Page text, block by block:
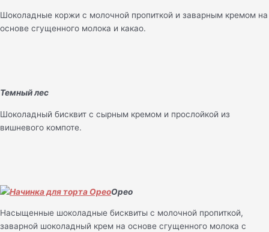
Шоколадные коржи с молочной пропиткой и заварным кремом на
основе сгущенного молока и какао.
Темный лес
Шоколадный бисквит с сырным кремом и прослойкой из
вишневого компоте.
Орео
Насыщенные шоколадные бисквиты с молочной пропиткой,
заварной шоколадный крем на основе сгущенного молока с